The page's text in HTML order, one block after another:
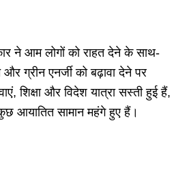
ने आम लोगों को राहत देने के साथ-
और ग्रीन एनर्जी को बढ़ावा देने पर
शिक्षा और विदेश यात्रा सस्ती हुई हैं,
आयातित सामान महंगे हुए हैं।